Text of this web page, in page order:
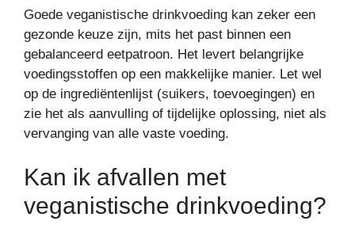
Goede veganistische drinkvoeding kan zeker een
gezonde keuze zijn, mits het past binnen een
gebalanceerd eetpatroon. Het levert belangrijke
voedingsstoffen op een makkelijke manier. Let wel
op de ingrediëntenlijst (suikers, toevoegingen) en
zie het als aanvulling of tijdelijke oplossing, niet als
vervanging van alle vaste voeding.
Kan ik afvallen met
veganistische drinkvoeding?